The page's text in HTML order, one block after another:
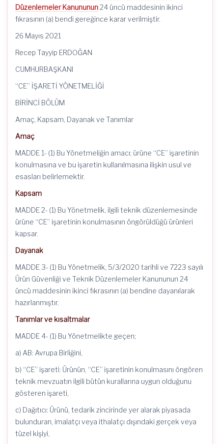
Düzenlemeler Kanununun24 üncü maddesinin ikinci
fıkrasının (a) bendi gereğince karar verilmiştir.
26 Mayıs 2021
Recep Tayyip ERDOĞAN
CUMHURBAŞKANI
“CE” İŞARETİ YÖNETMELİĞİ
BİRİNCİ BÖLÜM
Amaç, Kapsam, Dayanak ve Tanımlar
Amaç
MADDE 1- (1) Bu Yönetmeliğin amacı; ürüne “CE” işaretinin
konulmasına ve bu işaretin kullanılmasına ilişkin usul ve
esasları belirlemektir.
Kapsam
MADDE 2- (1) Bu Yönetmelik, ilgili teknik düzenlemesinde
ürüne “CE” işaretinin konulmasının öngörüldüğü ürünleri
kapsar.
Dayanak
MADDE 3- (1) Bu Yönetmelik, 5/3/2020 tarihli ve 7223 sayılı
Ürün Güvenliği ve Teknik Düzenlemeler Kanununun 24
üncü maddesinin ikinci fıkrasının (a) bendine dayanılarak
hazırlanmıştır.
Tanımlar ve kısaltmalar
MADDE 4- (1) Bu Yönetmelikte geçen;
a) AB: Avrupa Birliğini,
b) “CE” işareti: Ürünün, “CE” işaretinin konulmasını öngören
teknik mevzuatın ilgili bütün kurallarına uygun olduğunu
gösteren işareti,
c) Dağıtıcı: Ürünü, tedarik zincirinde yer alarak piyasada
bulunduran, imalatçı veya ithalatçı dışındaki gerçek veya
tüzel kişiyi,